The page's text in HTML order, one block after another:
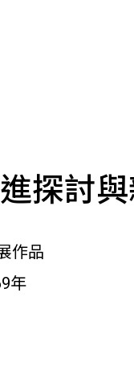
探討
作品
年